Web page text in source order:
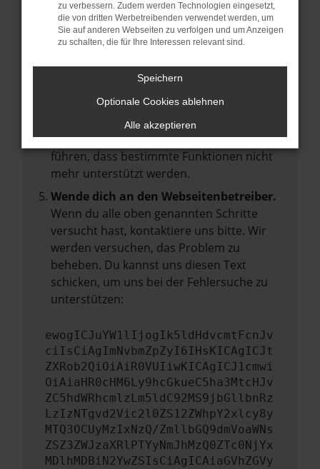
Starte dein Gerät neu.
Das kann manchmal helfen,
vorübergehende Probleme zu beheben.
Stelle sicher, dass dein Browser und dein
Betriebssystem auf dem neuesten Stand
Veraltete Software birgt nicht nur ein
Sicherheitsrisiko, sondern kann auch dazu
führen, dass bestimmte Funktionen nicht
mehr unterstützt werden.
Wende dich an den Webseitenbetreiber.
Wenn du alle oben genannten Schritte
versucht hast, kontaktiere uns bitte. Wir
werden versuchen, das Problem zu
beheben. Du kannst uns diesen Text
schicken, um uns bei der Fehlersuche zu
unterstützen:
ewogICJuYW1lIjogIk5ldHdvcmtFcnJv
ciIsCiAgImNvbmZpZyI6IHsKICAgICJt
ZXRob2QiOiAiR0VUIiwKICAgICJ1cmwi
OiAiaHR0cHM6Ly9hcGkueC5ha3MtcHJv
ZC5hdWRhcmlzLm5ldC92MS9jbGllbnRz
LzIzNTgvd2Vic2l0ZS12ZWhpY2xlcy8y
MTQ3OCUyMzIxNzQ/ZmllbGQ9dmVoaWNs
ZSZ3ZWJzaXRlPTYyNmJhMzQ0ZTc0NjYx
MDlhMDBiN2YwZSIsCiAgICAiaGVhZGVy
zu verbessern. Zudem werden Technologien eingesetzt,
die von dritten Werbetreibenden verwendet werden, um
Sie auf anderen Webseiten zu verfolgen und um Anzeigen
zu schalten, die für Ihre Interessen relevant sind.
Speichern
Optionale Cookies ablehnen
Alle akzeptieren